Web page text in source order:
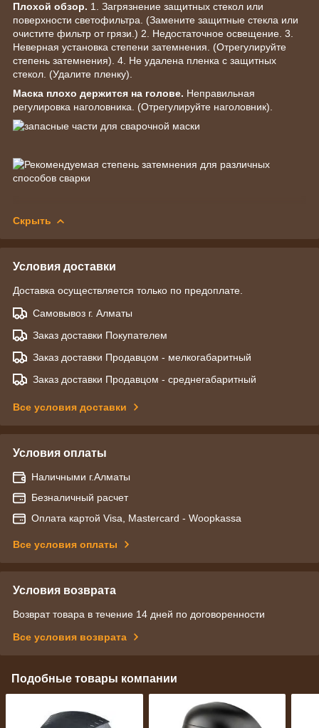
Плохой обзор. 1. Загрязнение защитных стекол или
поверхности светофильтра. (Замените защитные стекла или
очистите фильтр от грязи.) 2. Недостаточное освещение. 3.
Неверная установка степени затемнения. (Отрегулируйте
степень затемнения). 4. Не удалена пленка с защитных
стекол. (Удалите пленку).
Маска плохо держится на голове. Неправильная
регулировка наголовника. (Отрегулируйте наголовник).
Скрыть
Условия доставки
Доставка осуществляется только по предоплате.
Самовывоз г. Алматы
Заказ доставки Покупателем
Заказ доставки Продавцом - мелкогабаритный
Заказ доставки Продавцом - среднегабаритный
Все условия доставки
Условия оплаты
Наличными г.Алматы
Безналичный расчет
Оплата картой Visa, Mastercard - Woopkassa
Все условия оплаты
Условия возврата
Возврат товара в течение 14 дней по договоренности
Все условия возврата
Подобные товары компании